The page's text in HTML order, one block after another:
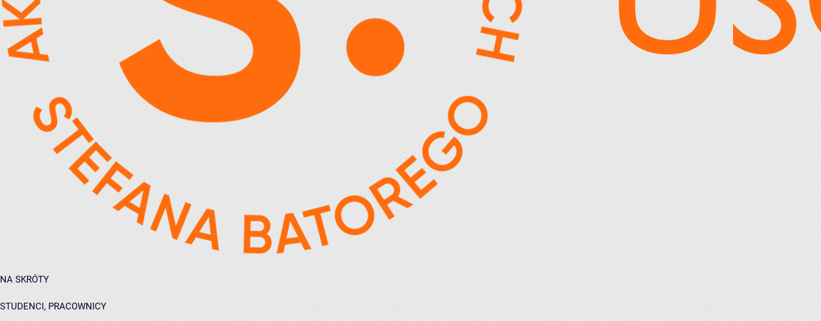
NA SKRÓTY
STUDENCI, PRACOWNICY